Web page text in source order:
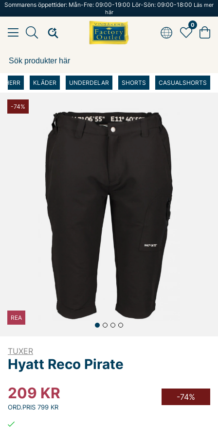
Sommarens öppettider: Mån-Fre: 09:00-19:00 Lör-Sön: 09:00-18:00 Läs mer
här
0
HERR KLÄDER UNDERDELAR SHORTS CASUALSHORTS
-74%
REA
TUXER
Hyatt Reco Pirate
209 KR
ORD.PRIS 799 KR
-74%